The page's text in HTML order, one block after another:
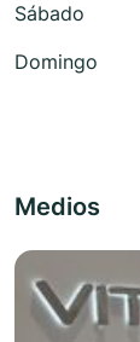
Sábado
Domingo
Medios